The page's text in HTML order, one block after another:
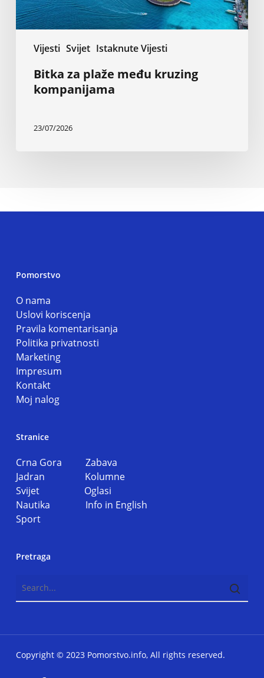
Vijesti Svijet Istaknute Vijesti
Bitka za plaže među kruzing
kompanijama
23/07/2026
Pomorstvo
O nama
Uslovi koriscenja
Pravila komentarisanja
Politika privatnosti
Marketing
Impresum
Kontakt
Moj nalog
Stranice
Crna Gora Zabava
Jadran Kolumne
Svijet Oglasi
Nautika Info in English
Sport
Pretraga
Copyright © 2023 Pomorstvo.info, All rights reserved.